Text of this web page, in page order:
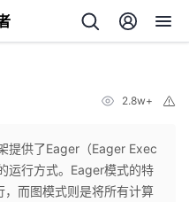
2.8w+
提供了Eager（Eager Exec
运行方式。Eager模式的特
，而图模式则是将所有计算